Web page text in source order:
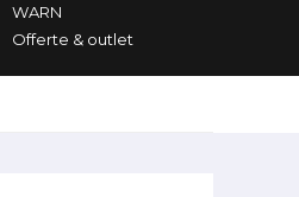
WARN
Offerte & outlet